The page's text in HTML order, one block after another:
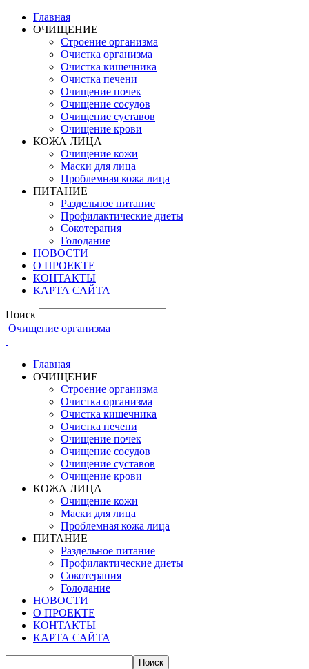
Главная
ОЧИЩЕНИЕ
Строение организма
Очистка организма
Очистка кишечника
Очистка печени
Очищение почек
Очищение сосудов
Очищение суставов
Очищение крови
КОЖА ЛИЦА
Очищение кожи
Маски для лица
Проблемная кожа лица
ПИТАНИЕ
Раздельное питание
Профилактические диеты
Сокотерапия
Голодание
НОВОСТИ
О ПРОЕКТЕ
КОНТАКТЫ
КАРТА САЙТА
Поиск
Очищение организма
Главная
ОЧИЩЕНИЕ
Строение организма
Очистка организма
Очистка кишечника
Очистка печени
Очищение почек
Очищение сосудов
Очищение суставов
Очищение крови
КОЖА ЛИЦА
Очищение кожи
Маски для лица
Проблемная кожа лица
ПИТАНИЕ
Раздельное питание
Профилактические диеты
Сокотерапия
Голодание
НОВОСТИ
О ПРОЕКТЕ
КОНТАКТЫ
КАРТА САЙТА